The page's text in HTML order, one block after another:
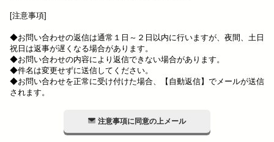
[注意事項]
◆お問い合わせの返信は通常１日～２日以内に行いますが、夜間、土日
祝日は返事が遅くなる場合があります。
◆お問い合わせの内容により返信できない場合があります。
◆件名は変更せずに送信してください。
◆お問い合わせを正常に受け付けた場合、【自動返信】でメールが送信
されます。
注意事項に同意の上メール